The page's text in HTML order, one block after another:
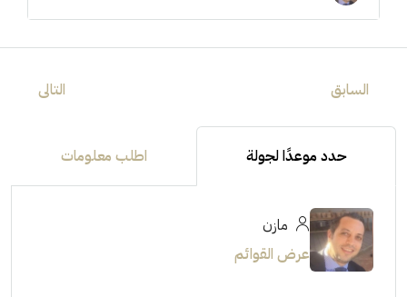
السابق التالى
حدد موعدًا لجولة اطلب معلومات
مازن
عرض القوائم